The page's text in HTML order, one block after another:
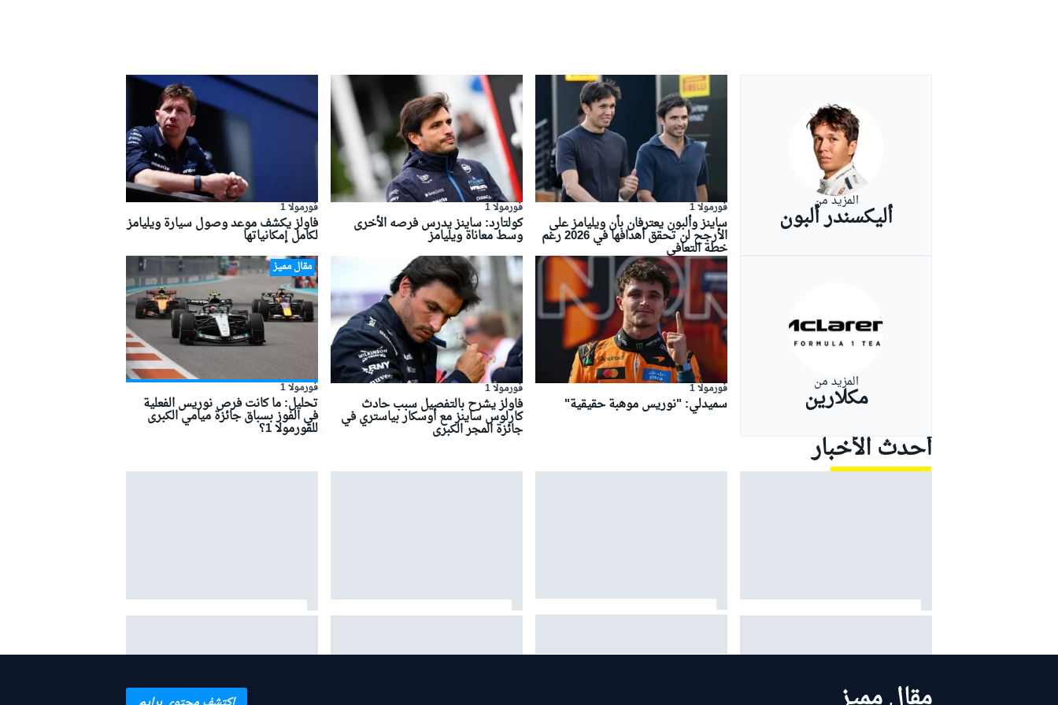
المزيد من
أليكسندر ألبون فورمولا 1
ساينز وألبون يعترفان بأن ويليامز على
الأرجح لن تحقق أهدافها في 2026 رغم
خطة التعافي
فورمولا 1
كولتارد: ساينز يدرس فرصه الأخرى
وسط معاناة ويليامز
فورمولا 1
فاولز يكشف موعد وصول سيارة ويليامز
لكامل إمكانياتها
المزيد من
مكلارين فورمولا 1
سميدلي: "نوريس موهبة حقيقية"
فورمولا 1
فاولز يشرح بالتفصيل سبب حادث
كارلوس ساينز مع أوسكار بياستري في
جائزة المجر الكبرى
مقال مميز
فورمولا 1
تحليل: ما كانت فرص نوريس الفعلية
في الفوز بسباق جائزة ميامي الكبرى
للفورمولا 1؟ أحدث الأخبار
موتو جي بي: مارتين يقود أبريليا إلى برياتوري محتار من عدم إمكانية تفوق خوذة موقّعة من 20 سائقًا في الفورمولا بينوتو يردّ على شائعات ساينز